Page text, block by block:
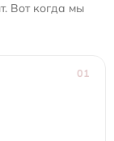
Вот когда мы
01